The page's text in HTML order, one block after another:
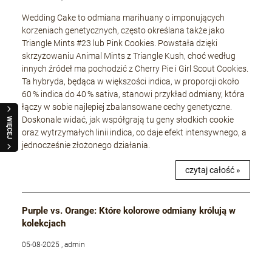
WIĘCEJ
Wedding Cake to odmiana marihuany o imponujących
korzeniach genetycznych, często określana także jako
Triangle Mints #23 lub Pink Cookies. Powstała dzięki
skrzyżowaniu Animal Mints z Triangle Kush, choć według
innych źródeł ma pochodzić z Cherry Pie i Girl Scout Cookies.
Ta hybryda, będąca w większości indica, w proporcji około
60 % indica do 40 % sativa, stanowi przykład odmiany, która
łączy w sobie najlepiej zbalansowane cechy genetyczne.
Doskonale widać, jak współgrają tu geny słodkich cookie
oraz wytrzymałych linii indica, co daje efekt intensywnego, a
jednocześnie złożonego działania.
czytaj całość »
Purple vs. Orange: Które kolorowe odmiany królują w
kolekcjach
05-08-2025 , admin